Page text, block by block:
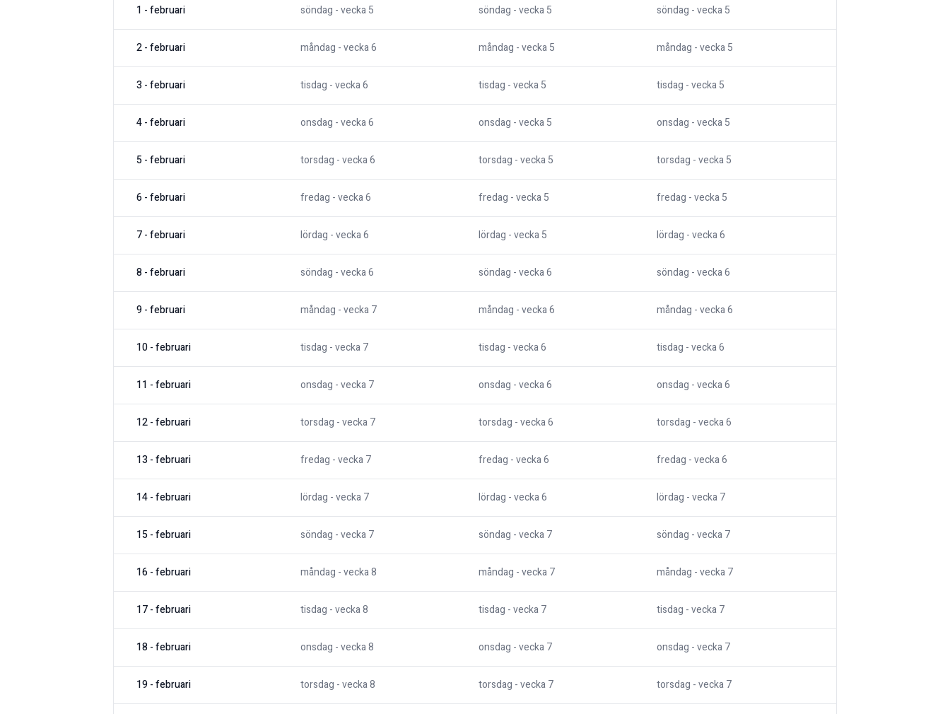
1 -februari söndag - vecka5 söndag - vecka5 söndag - vecka5
2-februari måndag - vecka6 måndag - vecka5 måndag - vecka5
3 -februari tisdag - vecka6 tisdag - vecka5 tisdag - vecka5
4-februari onsdag - vecka6 onsdag - vecka5 onsdag - vecka5
5-februari torsdag - vecka6 torsdag - vecka5 torsdag - vecka5
6-februari fredag - vecka6 fredag - vecka5 fredag - vecka5
7-februari lördag - vecka6 lördag - vecka5 lördag - vecka6
8-februari söndag - vecka6 söndag - vecka6 söndag - vecka6
9-februari måndag - vecka7 måndag - vecka6 måndag - vecka6
10-februari tisdag - vecka7 tisdag - vecka6 tisdag - vecka6
11 -februari onsdag - vecka7 onsdag - vecka6 onsdag - vecka6
12-februari torsdag - vecka7 torsdag - vecka6 torsdag - vecka6
13 -februari fredag - vecka7 fredag - vecka6 fredag - vecka6
14-februari lördag - vecka7 lördag - vecka6 lördag - vecka7
15-februari söndag - vecka7 söndag - vecka7 söndag - vecka7
16-februari måndag - vecka8 måndag - vecka7 måndag - vecka7
17-februari tisdag - vecka8 tisdag - vecka7 tisdag - vecka7
18-februari onsdag - vecka8 onsdag - vecka7 onsdag - vecka7
19-februari torsdag - vecka8 torsdag - vecka7 torsdag - vecka7